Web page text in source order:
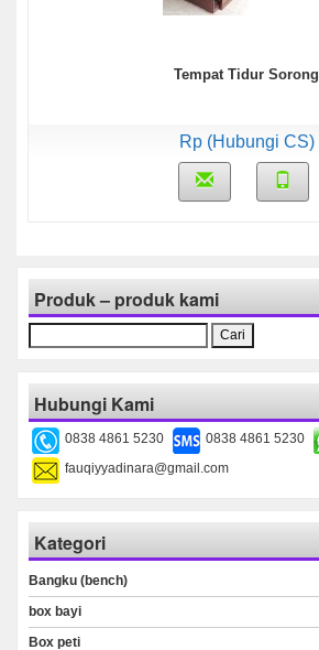
Tempat Tidur Sorong
Rp (Hubungi CS)
Produk – produk kami
untuk:
Hubungi Kami
0838 4861 5230 0838 4861 5230
fauqiyyadinara@gmail.com
Kategori
Bangku (bench)
box bayi
Box peti